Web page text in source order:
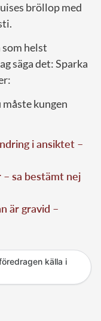
bröllop med
helst
säga det: Sparka
måste kungen
i ansiktet –
– sa bestämt nej
är gravid –
källa i